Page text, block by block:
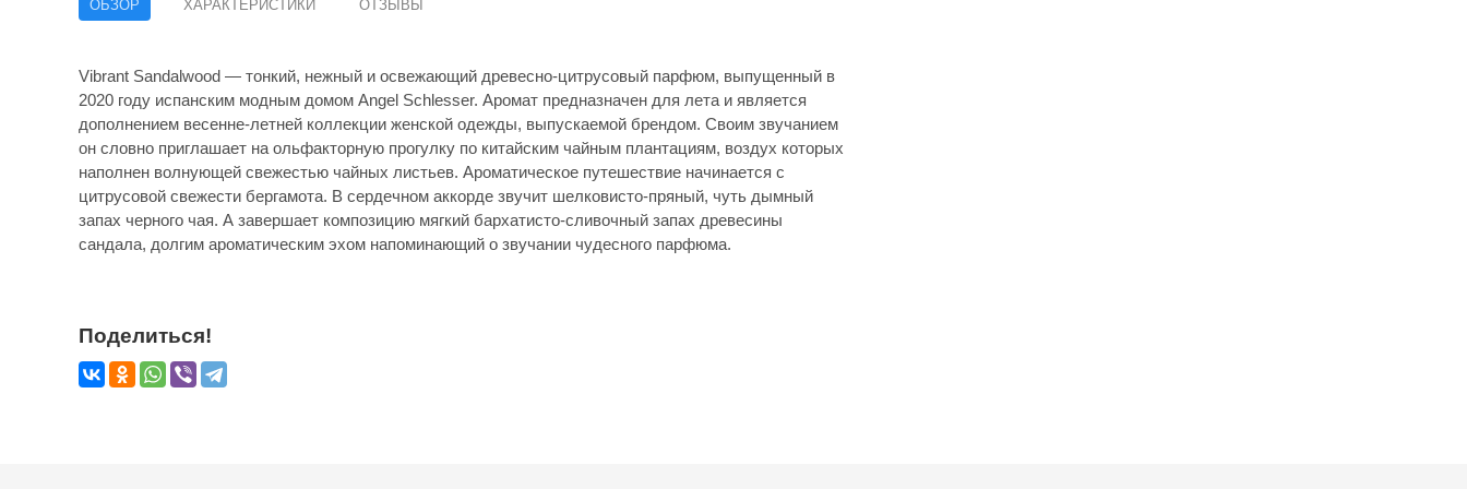
ОБЗОР ХАРАКТЕРИСТИКИ ОТЗЫВЫ
Vibrant Sandalwood — тонкий, нежный и освежающий древесно-цитрусовый парфюм, выпущенный в
2020 году испанским модным домом Angel Schlesser. Аромат предназначен для лета и является
дополнением весенне-летней коллекции женской одежды, выпускаемой брендом. Своим звучанием
он словно приглашает на ольфакторную прогулку по китайским чайным плантациям, воздух которых
наполнен волнующей свежестью чайных листьев. Ароматическое путешествие начинается с
цитрусовой свежести бергамота. В сердечном аккорде звучит шелковисто-пряный, чуть дымный
запах черного чая. А завершает композицию мягкий бархатисто-сливочный запах древесины
сандала, долгим ароматическим эхом напоминающий о звучании чудесного парфюма.
Поделиться!